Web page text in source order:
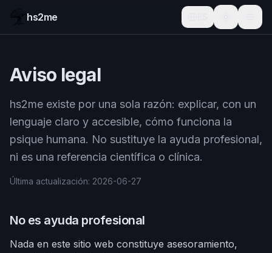
hs2me
Aviso legal
hs2me existe por una sola razón: explicar, con un
lenguaje claro y accesible, cómo funciona la
psique humana. No sustituye la ayuda profesional,
ni es una referencia científica o clínica.
Última actualización: 2026-06-27
No es ayuda profesional
Nada en este sitio web constituye asesoramiento,